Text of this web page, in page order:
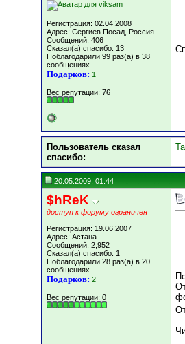
Регистрация: 02.04.2008
Адрес: Сергиев Посад, Россия
Сообщений: 406
Сказал(а) спасибо: 13
Поблагодарили 99 раз(а) в 38
сообщениях
Подарков: 1
Вес репутации: 76
Пользователь сказал
cпасибо:
20.05.2009, 01:44
$hReK
доступ к форуму ограничен
Регистрация: 19.06.2007
Адрес: Астана
Сообщений: 2,952
Сказал(а) спасибо: 1
Поблагодарили 28 раз(а) в 20
сообщениях
Подарков: 2
Вес репутации: 0